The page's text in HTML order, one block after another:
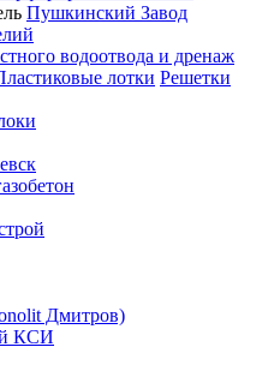
Пушкинский Завод
водоотвода и дренаж
лотки Решетки
Дмитров)
КСИ